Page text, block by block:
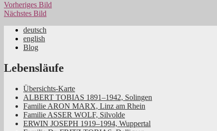
Vorheriges Bild
Nächstes Bild
Jüdische Familiengeschichte aus dem
deutsch
english
Blog
Lebensläufe
Übersichts-Karte
ALBERT TOBIAS 1891–1942, Solingen
Familie ARON MARX, Linz am Rhein
Familie ASSER WOLF, Silvolde
ERWIN JOSEPH 1919–1994, Wuppertal